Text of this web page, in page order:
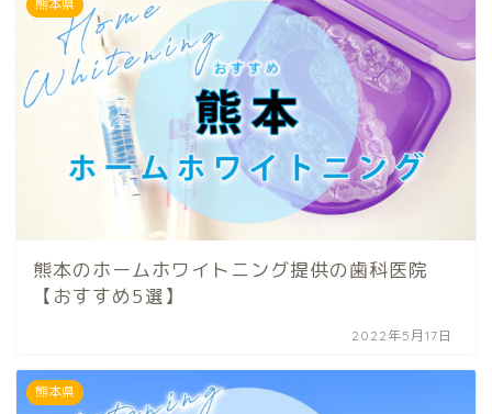
熊本のホームホワイトニング提供の歯科医院
【おすすめ5選】
2022年5月17日
熊本県